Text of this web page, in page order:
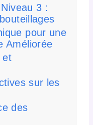
3 :
pour une
Améliorée
et
sur les
des